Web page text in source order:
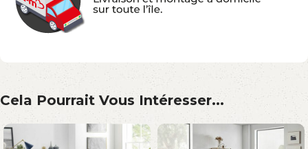
Cela Pourrait Vous Intéresser...